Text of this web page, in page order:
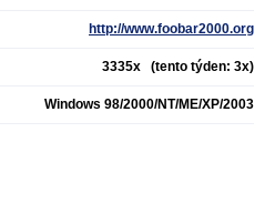
http://www.foobar2000.org
3335x (tento týden: 3x)
Windows 98/2000/NT/ME/XP/2003